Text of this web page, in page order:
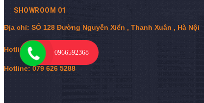
SHOWROOM 01
Địa chỉ: SỐ 128 Đường Nguyễn Xiển , Thanh Xuân , Hà Nội
Hotline:0 966 592 368
Hotline: 079 626 5288
0966592368